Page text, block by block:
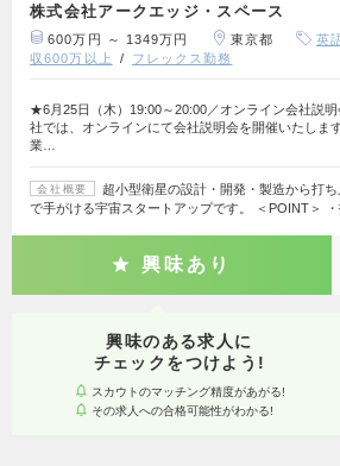
株式会社アークエッジ・スペース
600万円 ～ 1349万円 東京都 英
収600万以上
フレックス勤務
★6月25日（木）19:00～20:00／オンライン会社説
社では、オンラインにて会社説明会を開催いたしま
業…
会社概要
超小型衛星の設計・開発・製造から打
で手がける宇宙スタートアップです。 ＜POINT＞
興味あり
興味のある求人に
チェックをつけよう!
スカウトのマッチング精度があがる!
その求人への合格可能性がわかる!